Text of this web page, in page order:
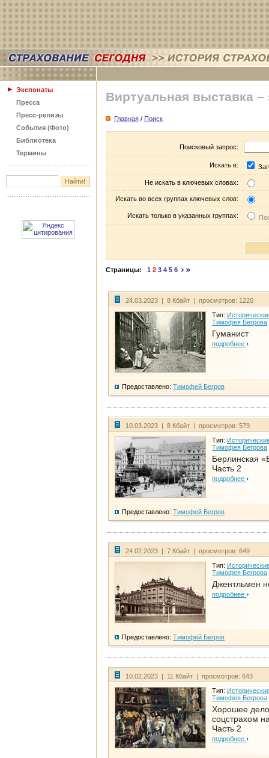
Экспонаты
Пресса
Пресс-релизы
События (Фото)
Библиотека
Термины
Виртуальная выставка –
Главная / Поиск
Поисковый запрос:
Искать в:
Не искать в ключевых словах:
Искать во всех группах ключевых слов:
Искать только в указанных группах:
Страницы: 1 2 3 4 5 6
24.03.2023 | 8 Кбайт | просмотров: 1220
Тип:
Тимофея Бегрова
Гуманист
подробнее
Предоставлено: Тимофей Бегров
10.03.2023 | 8 Кбайт | просмотров: 579
Тип:
Тимофея Бегрова
Берлинская
Часть 2
подробнее
Предоставлено: Тимофей Бегров
24.02.2023 | 7 Кбайт | просмотров: 649
Тип:
Тимофея Бегрова
Джентльмен
подробнее
Предоставлено: Тимофей Бегров
10.02.2023 | 11 Кбайт | просмотров: 643
Тип:
Тимофея Бегрова
Хорошее дело
соцстрахом
Часть 2
подробнее